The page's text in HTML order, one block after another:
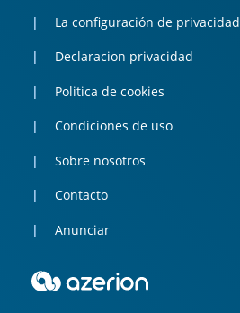
La configuración de privacidad
Declaracion privacidad
Politica de cookies
Condiciones de uso
Sobre nosotros
Contacto
Anunciar